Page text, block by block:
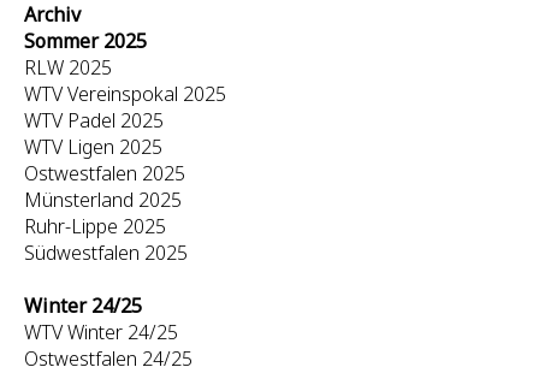
Archiv
Sommer 2025
RLW 2025
WTV Vereinspokal 2025
WTV Padel 2025
WTV Ligen 2025
Ostwestfalen 2025
Münsterland 2025
Ruhr-Lippe 2025
Südwestfalen 2025
Winter 24/25
WTV Winter 24/25
Ostwestfalen 24/25